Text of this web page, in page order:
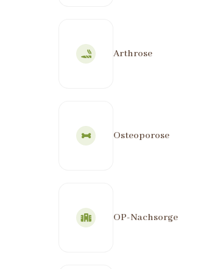
Arthrose
Osteoporose
OP-Nachsorge